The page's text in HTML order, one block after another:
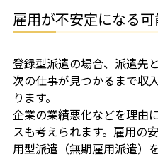
雇用が不安定になる
登録型派遣の場合、派遣先
次の仕事が見つかるまで収
ります。
企業の業績悪化などを理由
スも考えられます。雇用の
用型派遣（無期雇用派遣）